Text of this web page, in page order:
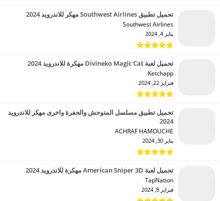
تحميل تطبيق Southwest Airlines مهكر للاندرويد 2024
Southwest Airlines‏
يناير 4, 2024
تحميل لعبة Divineko Magic Cat مهكرة للاندرويد 2024
Ketchapp‏
فبراير 22, 2024
تحميل تطبيق مسلسل المتوحش والحفرة واخرى مهكر للاندرويد
2024
ACHRAF HAMOUCHE‏
يناير 30, 2024
تحميل لعبة American Sniper 3D مهكرة للاندرويد 2024
TapNation‏
فبراير 8, 2024